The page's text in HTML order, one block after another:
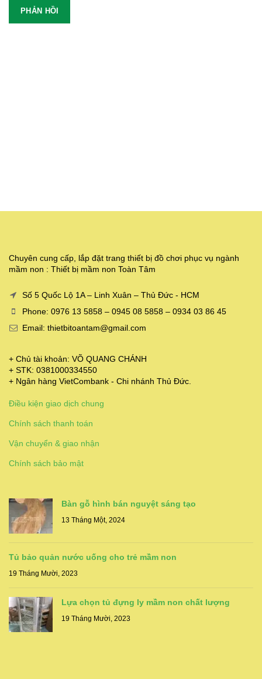
Chuyên cung cấp, lắp đặt trang thiết bị đồ chơi phục vụ ngành
mầm non : Thiết bị mầm non Toàn Tâm
Số 5 Quốc Lộ 1A – Linh Xuân – Thủ Đức - HCM
Phone: 0976 13 5858 – 0945 08 5858 – 0934 03 86 45
Email: thietbitoantam@gmail.com
+ Chủ tài khoản: VÕ QUANG CHÁNH
+ STK: 0381000334550
+ Ngân hàng VietCombank - Chi nhánh Thủ Đức.
Điều kiện giao dịch chung
Chính sách thanh toán
Vận chuyển & giao nhận
Chính sách bảo mật
Bàn gỗ hình bán nguyệt sáng tạo
13 Tháng Một, 2024
Tủ bảo quản nước uống cho trẻ mầm non
19 Tháng Mười, 2023
Lựa chọn tủ đựng ly mầm non chất lượng
19 Tháng Mười, 2023